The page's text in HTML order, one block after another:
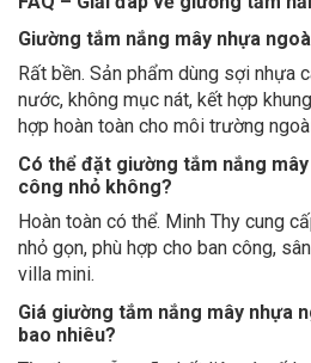
Giường tắm nắng mây nhựa
Rất bền. Sản phẩm dùng sợi nhựa
nước, không mục nát, kết hợp
hợp hoàn toàn cho môi trường
Có thể đặt giường tắm nắng
công nhỏ không?
Hoàn toàn có thể. Minh Thy cung
nhỏ gọn, phù hợp cho ban công,
villa mini.
Giá giường tắm nắng mây nhựa
bao nhiêu?